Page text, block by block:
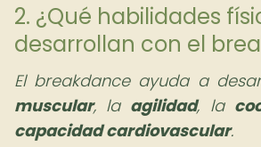
2. ¿Qué habilidades
desarrollan con el
El breakdance ayuda a
muscular, la agilidad, la
capacidad cardiovascular.